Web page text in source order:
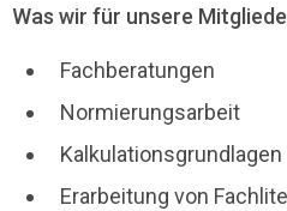
Was wir für unsere
Fachberatungen
Normierungsarbeit
Erarbeitung von